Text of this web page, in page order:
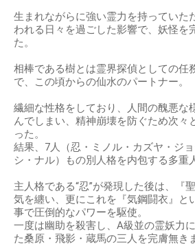
生まれながらに強い霊力を持っていた
われる日々を過ごした影響で、妖怪を
た。
相棒である樹とは霊界探偵としての任
で、この頃からの仙水のパートナー。
繊細な性格をしており、人間の醜悪な
んでしまい、精神崩壊を防ぐため次々
った。
結果、7人（忍・ミノル・カズヤ・ジ
シ・ナル）もの別人格を内包する多重
主人格である“忍”が発現した後は、『
気を纏い、更にこれを『気鋼闘衣』と
事で圧倒的なパワーを駆使。
一度は幽助を殺害し、A級並の霊妖力
た桑原・飛影・蔵馬の三人を完膚無き